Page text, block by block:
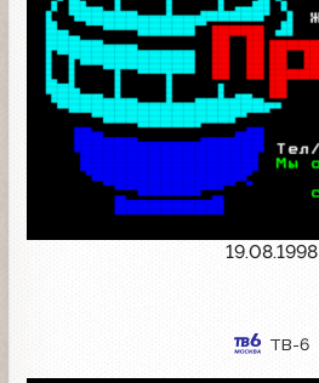
19.08.1998
ТВ-6